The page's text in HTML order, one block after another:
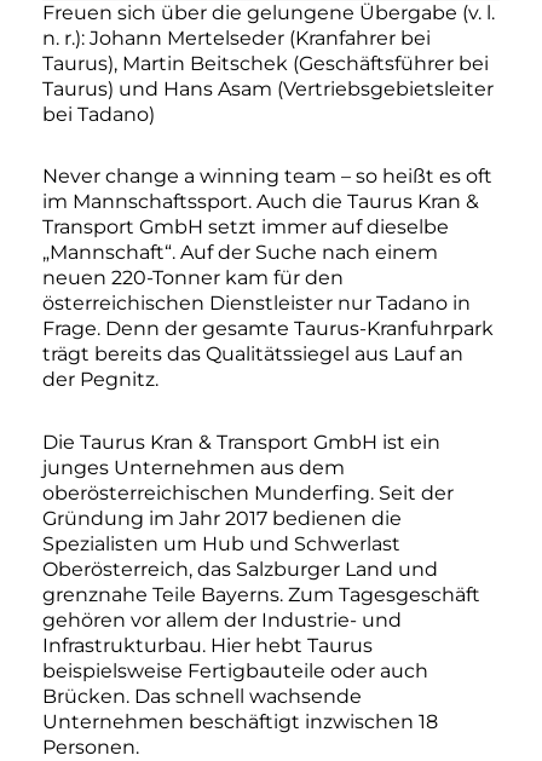
Freuen sich über die gelungene Übergabe (v. l.
n. r.): Johann Mertelseder (Kranfahrer bei
Taurus), Martin Beitschek (Geschäftsführer bei
Taurus) und Hans Asam (Vertriebsgebietsleiter
bei Tadano)
Never change a winning team – so heißt es oft
im Mannschaftssport. Auch die Taurus Kran &
Transport GmbH setzt immer auf dieselbe
„Mannschaft“. Auf der Suche nach einem
neuen 220-Tonner kam für den
österreichischen Dienstleister nur Tadano in
Frage. Denn der gesamte Taurus-Kranfuhrpark
trägt bereits das Qualitätssiegel aus Lauf an
der Pegnitz.
Die Taurus Kran & Transport GmbH ist ein
junges Unternehmen aus dem
oberösterreichischen Munderfing. Seit der
Gründung im Jahr 2017 bedienen die
Spezialisten um Hub und Schwerlast
Oberösterreich, das Salzburger Land und
grenznahe Teile Bayerns. Zum Tagesgeschäft
gehören vor allem der Industrie- und
Infrastrukturbau. Hier hebt Taurus
beispielsweise Fertigbauteile oder auch
Brücken. Das schnell wachsende
Unternehmen beschäftigt inzwischen 18
Personen.